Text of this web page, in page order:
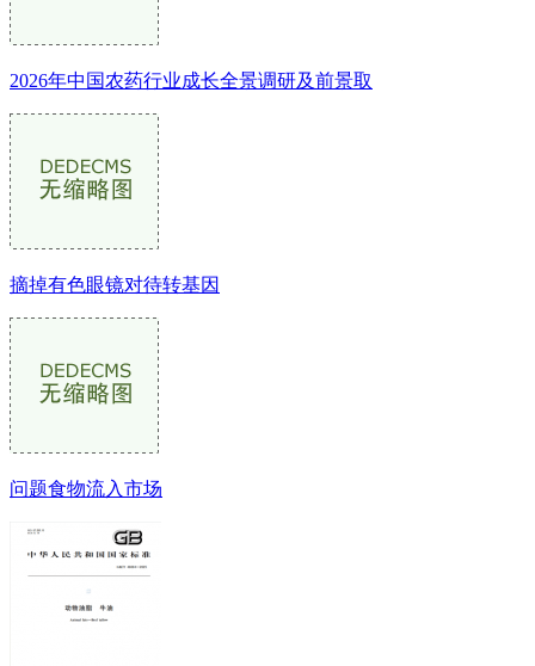
2026年中国农药行业成长全景调研及前景取
摘掉有色眼镜对待转基因
问题食物流入市场